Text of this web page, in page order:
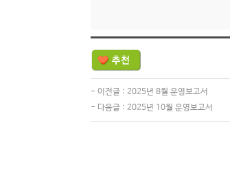
- 이전글 : 2025년 8월 운영보고서
- 다음글 : 2025년 10월 운영보고서